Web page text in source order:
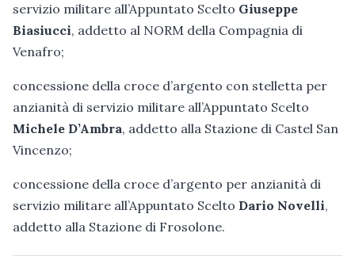
servizio militare all’Appuntato Scelto Giuseppe
Biasiucci, addetto al NORM della Compagnia di
Venafro;
concessione della croce d’argento con stelletta per
anzianità di servizio militare all’Appuntato Scelto
Michele D’Ambra, addetto alla Stazione di Castel San
Vincenzo;
concessione della croce d’argento per anzianità di
servizio militare all’Appuntato Scelto Dario Novelli,
addetto alla Stazione di Frosolone.